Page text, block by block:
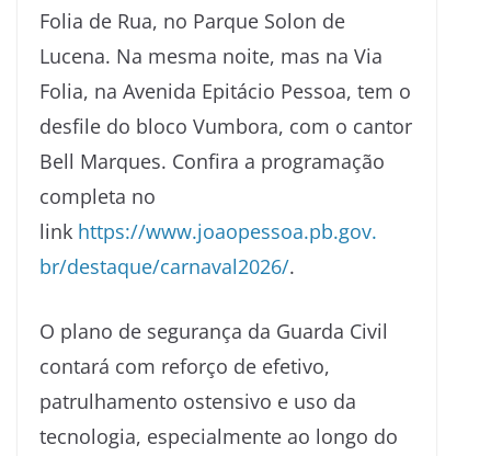
Folia de Rua, no Parque Solon de
Lucena. Na mesma noite, mas na Via
Folia, na Avenida Epitácio Pessoa, tem o
desfile do bloco Vumbora, com o cantor
Bell Marques. Confira a programação
completa no
link https://www.joaopessoa.pb.gov.
br/destaque/carnaval2026/.
O plano de segurança da Guarda Civil
contará com reforço de efetivo,
patrulhamento ostensivo e uso da
tecnologia, especialmente ao longo do